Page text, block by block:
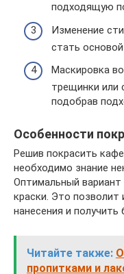
подходящую
Изменение
стать
Маскировка
трещинки или
подобрав
Особенности
Решив покрасить
необходимо знание
Оптимальный вариант
краски. Это позволит
нанесения и
Читайте также:
пропитками и